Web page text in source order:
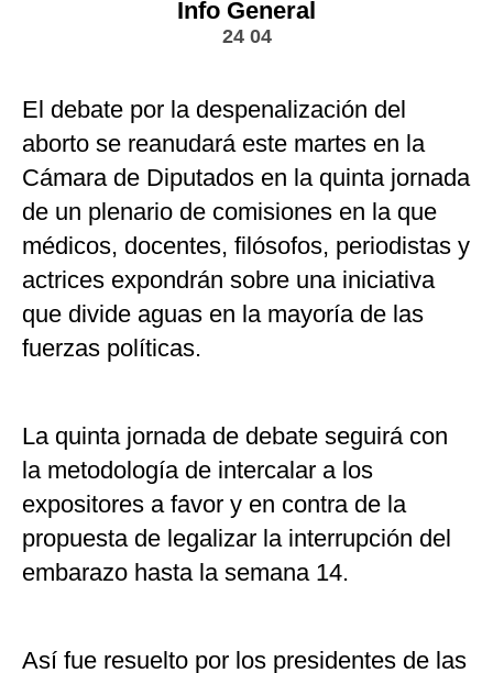
Info General
24 04
El debate por la despenalización del
aborto se reanudará este martes en la
Cámara de Diputados en la quinta jornada
de un plenario de comisiones en la que
médicos, docentes, filósofos, periodistas y
actrices expondrán sobre una iniciativa
que divide aguas en la mayoría de las
fuerzas políticas.
La quinta jornada de debate seguirá con
la metodología de intercalar a los
expositores a favor y en contra de la
propuesta de legalizar la interrupción del
embarazo hasta la semana 14.
Así fue resuelto por los presidentes de las